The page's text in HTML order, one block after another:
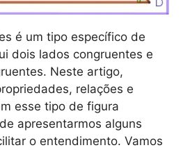
é um tipo específico de
dois lados congruentes e
Neste artigo,
relações e
esse tipo de figura
apresentarmos alguns
o entendimento. Vamos